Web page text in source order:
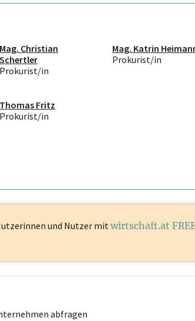
Mag. Christian
Schertler
Prokurist/in
Mag. Katrin
Prokurist/in
Thomas Fritz
Prokurist/in
und Nutzer mitwirtschaft.at
abfragen